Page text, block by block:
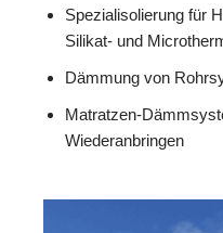
Spezialisolierung für
Silikat- und
Dämmung von
Matratzen-
Wiederanbringen